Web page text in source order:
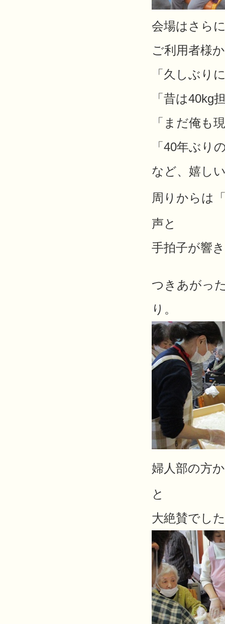
会場はさら
ご利用者様
「久しぶり
「昔は40kg
「まだ俺も
「40年ぶり
など、嬉し
周りからは
声と
手拍子が響
つきあがっ
り。
婦人部の方
と
大絶賛でし